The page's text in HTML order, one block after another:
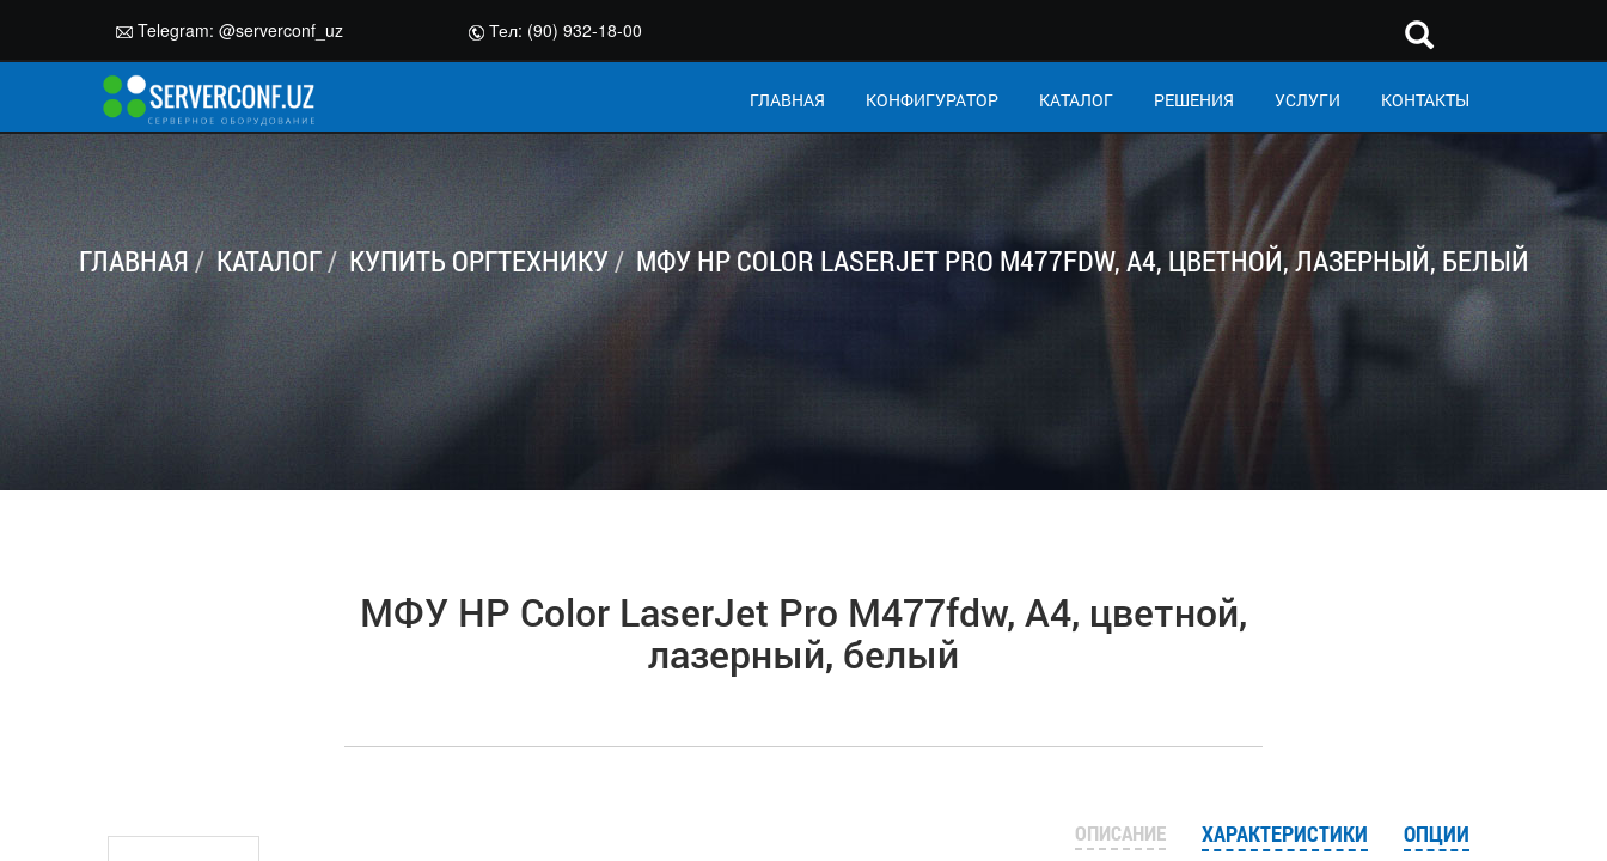
Telegram: @serverconf_uz Тел: (90) 932-18-00
ГЛАВНАЯ КОНФИГУРАТОР КАТАЛОГ РЕШЕНИЯ УСЛУГИ КОНТАКТЫ
ГЛАВНАЯ КАТАЛОГ КУПИТЬ ОРГТЕХНИКУ МФУ HP COLOR LASERJET PRO M477FDW, A4, ЦВЕТНОЙ, ЛАЗЕРНЫЙ, БЕЛЫЙ
МФУ HP Color LaserJet Pro M477fdw, A4, цветной,
лазерный, белый
ОПИСАНИЕ ХАРАКТЕРИСТИКИ ОПЦИИ